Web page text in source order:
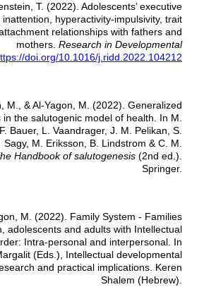
T. (2022). Adolescents’ executive
hyperactivity-impulsivity, trait
relationships with fathers and
mothers. Research in Developmental
doi.org/10.1016/j.ridd.2022.104212
M., & Al-Yagon, M. (2022). Generalized
the salutogenic model of health. In M.
Bauer, L. Vaandrager, J. M. Pelikan, S.
Sagy, M. Eriksson, B. Lindstrom & C. M.
Handbook of salutogenesis (2nd ed.).
Springer.
M. (2022). Family System - Families
adolescents and adults with Intellectual
Intra-personal and interpersonal. In
(Eds.), Intellectual developmental
and practical implications. Keren
Shalem (Hebrew).